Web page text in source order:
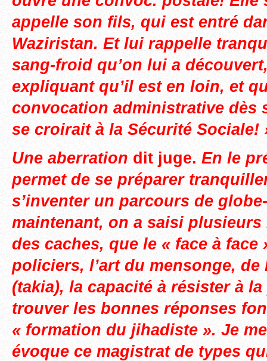
appelle son fils, qui est entré
Waziristan. Et lui rappelle
sang-froid qu’on lui a
expliquant qu’il est en loin, et
convocation administrative dès
se croirait à la Sécurité Sociale!
Une aberration dit juge. En le
permet de se préparer
s’inventer un parcours de
maintenant, on a saisi plusieurs
des caches, que le « face à face
policiers, l’art du mensonge,
(takia), la capacité à résister à
trouver les bonnes réponses
« formation du jihadiste ». Je
évoque ce magistrat de types